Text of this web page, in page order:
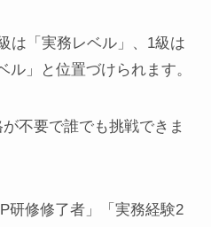
は「実務レベル」、1級は
ル」と位置づけられます。
不要で誰でも挑戦できま
研修修了者」「実務経験2